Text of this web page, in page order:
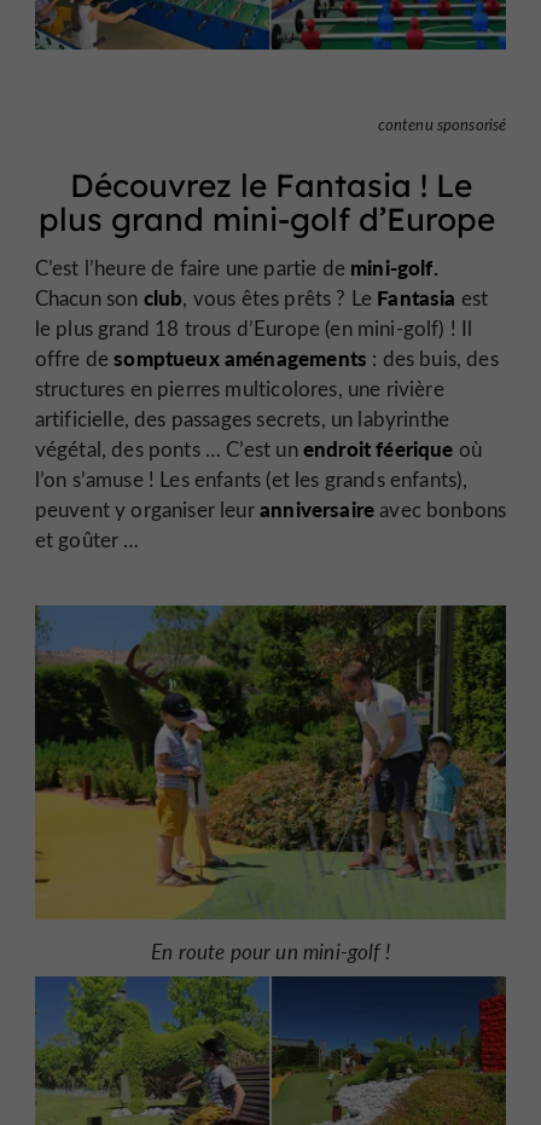
contenu sponsorisé
Découvrez le Fantasia ! Le
plus grand mini-golf d’Europe
C’est l’heure de faire une partie de mini-golf.
Chacun son club, vous êtes prêts ? Le Fantasia est
le plus grand 18 trous d’Europe (en mini-golf) ! Il
offre desomptueux aménagements : des buis, des
structures en pierres multicolores, une rivière
artificielle, des passages secrets, un labyrinthe
végétal, des ponts … C’est unendroitféerique où
l’on s’amuse ! Les enfants (et les grands enfants),
peuvent y organiser leuranniversaireavec bonbons
et goûter …
En route pour un mini-golf !